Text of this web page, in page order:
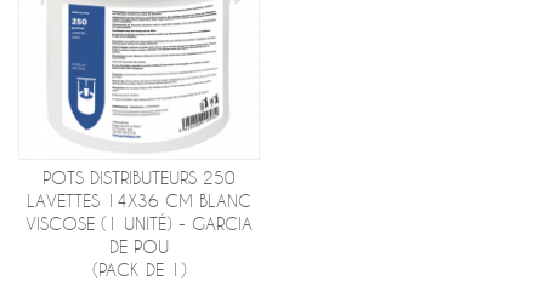
POTS DISTRIBUTEURS 250
LAVETTES 14X36 CM BLANC
VISCOSE (1 UNITÉ) - GARCIA
DE POU
(PACK DE 1)